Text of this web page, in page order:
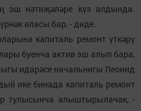
эш нәтиҗәләре күз алдында.
аласы бар, - диде.
капиталь ремонт үткәрү
буенча актив эш алып бара,
идарәсе начальнигы Леонид
ике бинада капиталь ремонт
тулысынча алыштырылачак, -